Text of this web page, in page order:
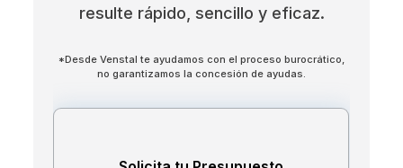
resulte rápido, sencillo y eficaz.
*Desde Venstal te ayudamos con el proceso burocrático,
no garantizamos la concesión de ayudas.